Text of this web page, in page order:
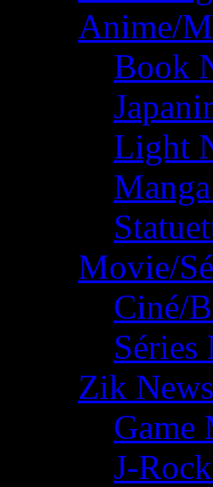
Anime/
Book
Light
Movie/
Ciné/
Séries
Zik News
Game
J-